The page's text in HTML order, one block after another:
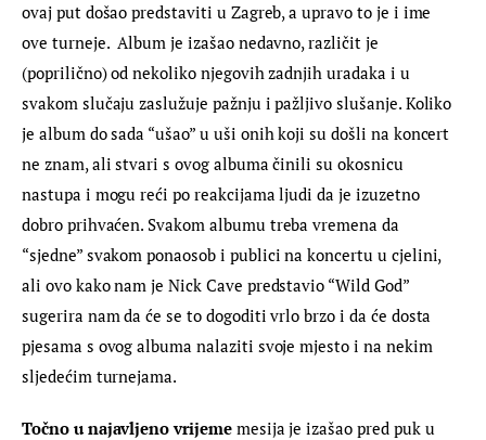
ovaj put došao predstaviti u Zagreb, a upravo to je i ime
ove turneje.  Album je izašao nedavno, različit je
(poprilično) od nekoliko njegovih zadnjih uradaka i u
svakom slučaju zaslužuje pažnju i pažljivo slušanje. Koliko
je album do sada “ušao” u uši onih koji su došli na koncert
ne znam, ali stvari s ovog albuma činili su okosnicu
nastupa i mogu reći po reakcijama ljudi da je izuzetno
dobro prihvaćen. Svakom albumu treba vremena da
“sjedne” svakom ponaosob i publici na koncertu u cjelini,
ali ovo kako nam je Nick Cave predstavio “Wild God”
sugerira nam da će se to dogoditi vrlo brzo i da će dosta
pjesama s ovog albuma nalaziti svoje mjesto i na nekim
sljedećim turnejama.
Točno u najavljeno vrijeme mesija je izašao pred puk u